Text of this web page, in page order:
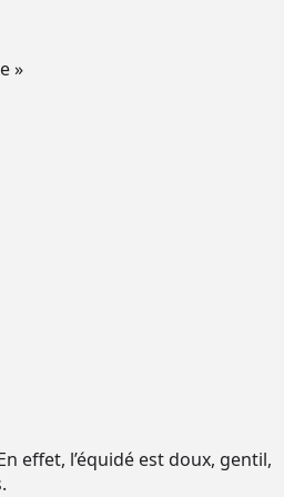
»
effet, l’équidé est doux, gentil,